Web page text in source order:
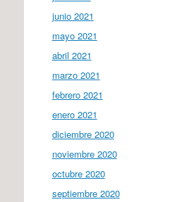
junio 2021
mayo 2021
abril 2021
marzo 2021
febrero 2021
enero 2021
diciembre 2020
noviembre 2020
octubre 2020
septiembre 2020